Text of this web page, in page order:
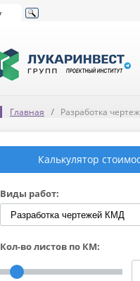
Главная Разработка
Калькулятор
Виды работ:
Кол-во листов по КМ: